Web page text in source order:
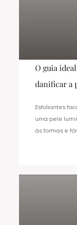
O guia
danificar a
Esfoliantes
uma pele
às formas e